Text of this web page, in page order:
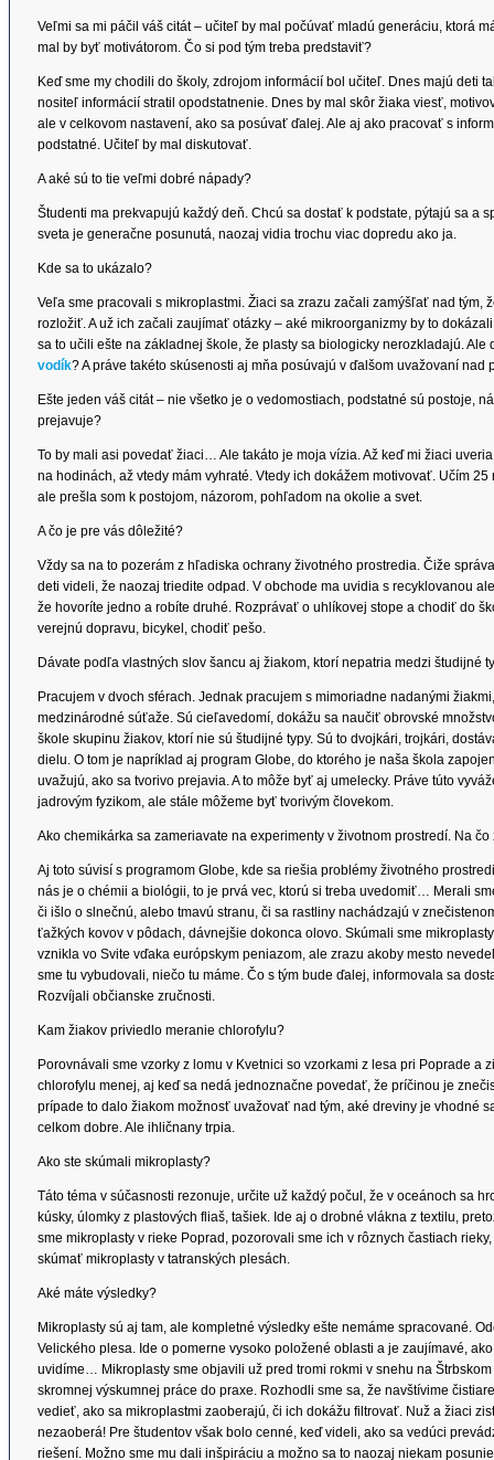
Veľmi sa mi páčil váš citát – učiteľ by mal počúvať mladú generáciu, ktorá
mal by byť motivátorom. Čo si pod tým treba predstaviť?
Keď sme my chodili do školy, zdrojom informácií bol učiteľ. Dnes majú deti
nositeľ informácií stratil opodstatnenie. Dnes by mal skôr žiaka viesť,
ale v celkovom nastavení, ako sa posúvať ďalej. Ale aj ako pracovať s
podstatné. Učiteľ by mal diskutovať.
A aké sú to tie veľmi dobré nápady?
Študenti ma prekvapujú každý deň. Chcú sa dostať k podstate, pýtajú sa a
sveta je generačne posunutá, naozaj vidia trochu viac dopredu ako ja.
Kde sa to ukázalo?
Veľa sme pracovali s mikroplastmi. Žiaci sa zrazu začali zamýšľať nad
rozložiť. A už ich začali zaujímať otázky – aké mikroorganizmy by to
sa to učili ešte na základnej škole, že plasty sa biologicky nerozkladajú.
vodík? A práve takéto skúsenosti aj mňa posúvajú v ďalšom uvažovaní nad
Ešte jeden váš citát – nie všetko je o vedomostiach, podstatné sú postoje,
prejavuje?
To by mali asi povedať žiaci… Ale takáto je moja vízia. Až keď mi žiaci
na hodinách, až vtedy mám vyhraté. Vtedy ich dokážem motivovať. Učím
ale prešla som k postojom, názorom, pohľadom na okolie a svet.
A čo je pre vás dôležité?
Vždy sa na to pozerám z hľadiska ochrany životného prostredia. Čiže
deti videli, že naozaj triedite odpad. V obchode ma uvidia s recyklovanou
že hovoríte jedno a robíte druhé. Rozprávať o uhlíkovej stope a chodiť do
verejnú dopravu, bicykel, chodiť pešo.
Dávate podľa vlastných slov šancu aj žiakom, ktorí nepatria medzi študijné
Pracujem v dvoch sférach. Jednak pracujem s mimoriadne nadanými
medzinárodné súťaže. Sú cieľavedomí, dokážu sa naučiť obrovské
škole skupinu žiakov, ktorí nie sú študijné typy. Sú to dvojkári, trojkári,
dielu. O tom je napríklad aj program Globe, do ktorého je naša škola
uvažujú, ako sa tvorivo prejavia. A to môže byť aj umelecky. Práve túto
jadrovým fyzikom, ale stále môžeme byť tvorivým človekom.
Ako chemikárka sa zameriavate na experimenty v životnom prostredí. Na
Aj toto súvisí s programom Globe, kde sa riešia problémy životného
nás je o chémii a biológii, to je prvá vec, ktorú si treba uvedomiť… Merali
či išlo o slnečnú, alebo tmavú stranu, či sa rastliny nachádzajú v
ťažkých kovov v pôdach, dávnejšie dokonca olovo. Skúmali sme
vznikla vo Svite vďaka európskym peniazom, ale zrazu akoby mesto
sme tu vybudovali, niečo tu máme. Čo s tým bude ďalej, informovala sa
Rozvíjali občianske zručnosti.
Kam žiakov priviedlo meranie chlorofylu?
Porovnávali sme vzorky z lomu v Kvetnici so vzorkami z lesa pri Poprade a
chlorofylu menej, aj keď sa nedá jednoznačne povedať, že príčinou je
prípade to dalo žiakom možnosť uvažovať nad tým, aké dreviny je vhodné
celkom dobre. Ale ihličnany trpia.
Ako ste skúmali mikroplasty?
Táto téma v súčasnosti rezonuje, určite už každý počul, že v oceánoch sa
kúsky, úlomky z plastových fliaš, tašiek. Ide aj o drobné vlákna z textilu,
sme mikroplasty v rieke Poprad, pozorovali sme ich v rôznych častiach
skúmať mikroplasty v tatranských plesách.
Aké máte výsledky?
Mikroplasty sú aj tam, ale kompletné výsledky ešte nemáme spracované.
Velického plesa. Ide o pomerne vysoko položené oblasti a je zaujímavé,
uvidíme… Mikroplasty sme objavili už pred tromi rokmi v snehu na
skromnej výskumnej práce do praxe. Rozhodli sme sa, že navštívime
vedieť, ako sa mikroplastmi zaoberajú, či ich dokážu filtrovať. Nuž a žiaci
nezaoberá! Pre študentov však bolo cenné, keď videli, ako sa vedúci
riešení. Možno sme mu dali inšpiráciu a možno sa to naozaj niekam